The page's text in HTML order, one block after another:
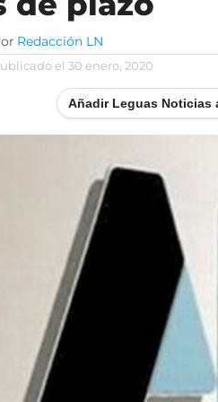
Redacción LN
el 30 enero, 2020
Añadir Leguas Noticias